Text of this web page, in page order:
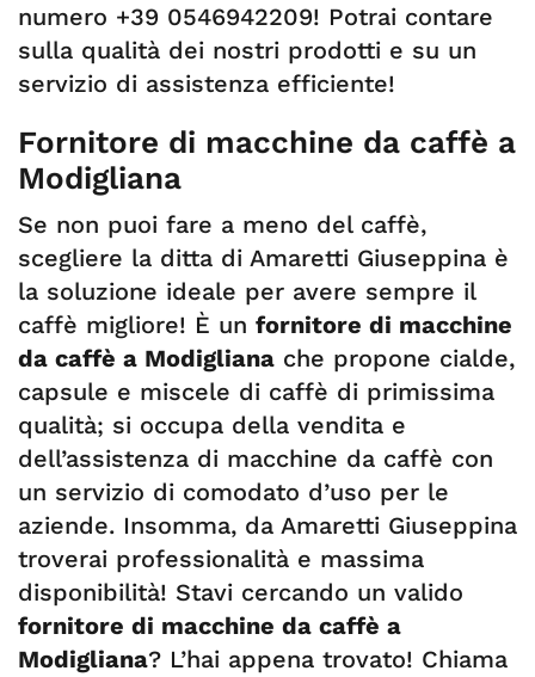
numero +39 0546942209! Potrai contare
sulla qualità dei nostri prodotti e su un
servizio di assistenza efficiente!
Fornitore di macchine da caffè a
Modigliana
Se non puoi fare a meno del caffè,
scegliere la ditta di Amaretti Giuseppina è
la soluzione ideale per avere sempre il
caffè migliore! È un fornitore di macchine
da caffè a Modigliana che propone cialde,
capsule e miscele di caffè di primissima
qualità; si occupa della vendita e
dell’assistenza di macchine da caffè con
un servizio di comodato d’uso per le
aziende. Insomma, da Amaretti Giuseppina
troverai professionalità e massima
disponibilità! Stavi cercando un valido
fornitore di macchine da caffè a
Modigliana? L’hai appena trovato! Chiama